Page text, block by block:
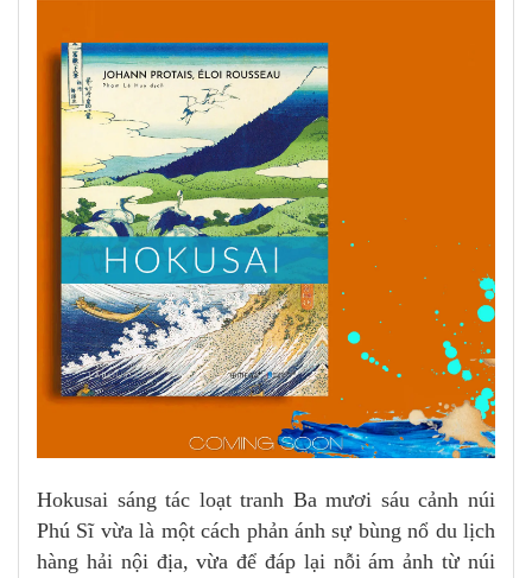
Hokusai sáng tác loạt tranh Ba mươi sáu cảnh núi
Phú Sĩ vừa là một cách phản ánh sự bùng nổ du lịch
hàng hải nội địa, vừa để đáp lại nỗi ám ảnh từ núi